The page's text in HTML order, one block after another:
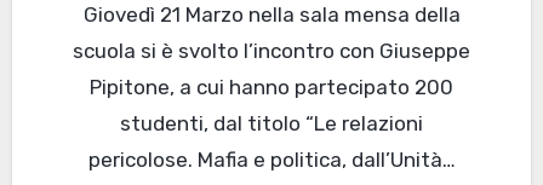
Giovedì 21 Marzo nella sala mensa della
scuola si è svolto l’incontro con Giuseppe
Pipitone, a cui hanno partecipato 200
studenti, dal titolo “Le relazioni
pericolose. Mafia e politica, dall’Unità…